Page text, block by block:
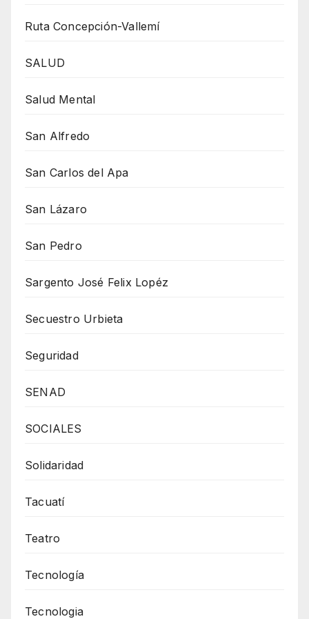
Ruta Concepción-Vallemí
SALUD
Salud Mental
San Alfredo
San Carlos del Apa
San Lázaro
San Pedro
Sargento José Felix Lopéz
Secuestro Urbieta
Seguridad
SENAD
SOCIALES
Solidaridad
Tacuatí
Teatro
Tecnología
Tecnologia